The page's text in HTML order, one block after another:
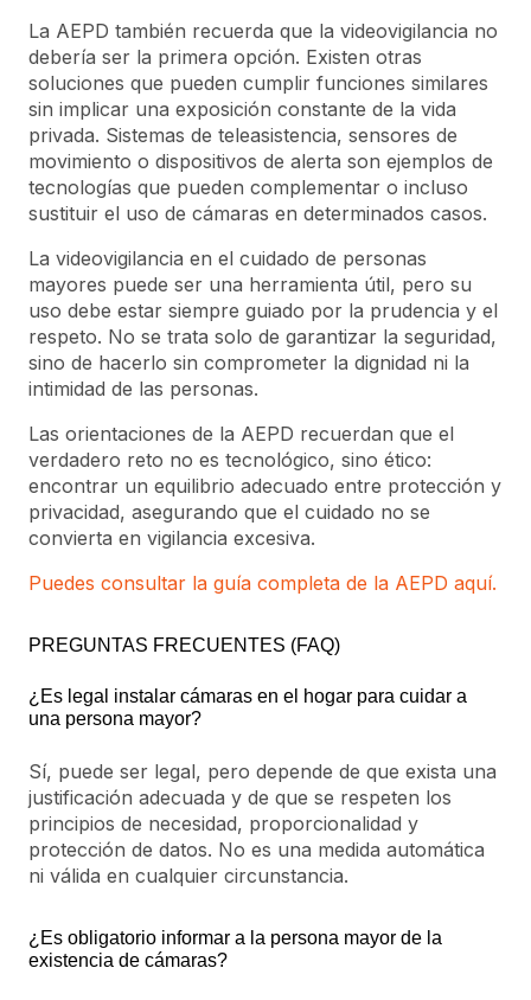
La AEPD también recuerda que la videovigilancia no
debería ser la primera opción. Existen otras
soluciones que pueden cumplir funciones similares
sin implicar una exposición constante de la vida
privada. Sistemas de teleasistencia, sensores de
movimiento o dispositivos de alerta son ejemplos de
tecnologías que pueden complementar o incluso
sustituir el uso de cámaras en determinados casos.
La videovigilancia en el cuidado de personas
mayores puede ser una herramienta útil, pero su
uso debe estar siempre guiado por la prudencia y el
respeto. No se trata solo de garantizar la seguridad,
sino de hacerlo sin comprometer la dignidad ni la
intimidad de las personas.
Las orientaciones de la AEPD recuerdan que el
verdadero reto no es tecnológico, sino ético:
encontrar un equilibrio adecuado entre protección y
privacidad, asegurando que el cuidado no se
convierta en vigilancia excesiva.
Puedes consultar la guía completa de la AEPD aquí.
PREGUNTAS FRECUENTES (FAQ)
¿Es legal instalar cámaras en el hogar para cuidar a
una persona mayor?
Sí, puede ser legal, pero depende de que exista una
justificación adecuada y de que se respeten los
principios de necesidad, proporcionalidad y
protección de datos. No es una medida automática
ni válida en cualquier circunstancia.
¿Es obligatorio informar a la persona mayor de la
existencia de cámaras?